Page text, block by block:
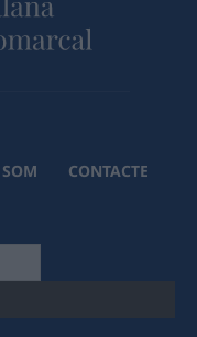
CONTACTE